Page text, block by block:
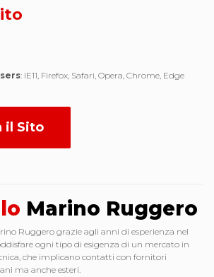
: IE11, Firefox, Safari, Opera, Chrome, Edge
il Sito
Marino Ruggero
Ruggero grazie agli anni di esperienza nel
ogni tipo di esigenza di un mercato in
che implicano contatti con fornitori
ma anche esteri.